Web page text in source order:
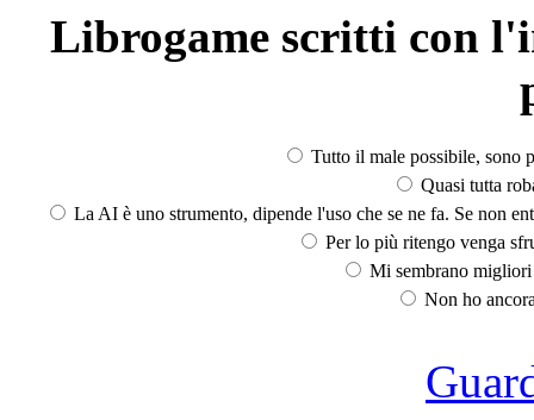
Librogame scritti con
Tutto il male possibile, sono
Quasi tutta
La AI è uno strumento, dipende l'uso che se ne fa. Se non
Per lo più ritengo venga
Mi sembrano
Non ho